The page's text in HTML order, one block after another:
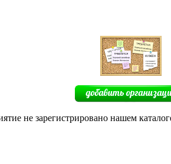
не зарегистрировано нашем